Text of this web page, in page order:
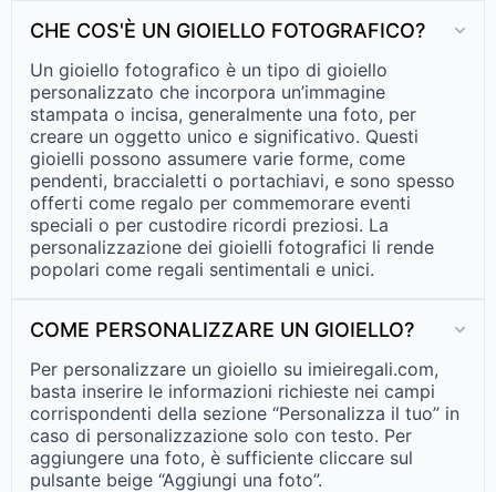
CHE COS'È UN GIOIELLO FOTOGRAFICO?
Un gioiello fotografico è un tipo di gioiello
personalizzato che incorpora un’immagine
stampata o incisa, generalmente una foto, per
creare un oggetto unico e significativo. Questi
gioielli possono assumere varie forme, come
pendenti, braccialetti o portachiavi, e sono spesso
offerti come regalo per commemorare eventi
speciali o per custodire ricordi preziosi. La
personalizzazione dei gioielli fotografici li rende
popolari come regali sentimentali e unici.
COME PERSONALIZZARE UN GIOIELLO?
Per personalizzare un gioiello su imieiregali.com,
basta inserire le informazioni richieste nei campi
corrispondenti della sezione “Personalizza il tuo” in
caso di personalizzazione solo con testo. Per
aggiungere una foto, è sufficiente cliccare sul
pulsante beige “Aggiungi una foto”.